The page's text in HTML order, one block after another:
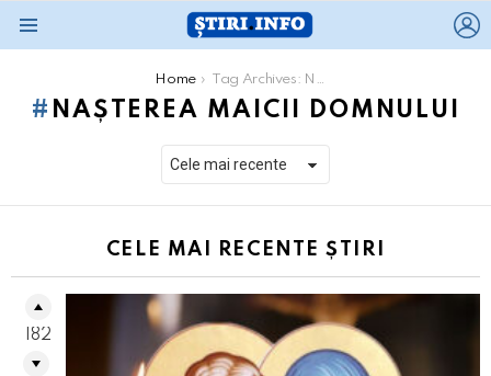
Home Tag Archives: Nașterea Maicii Domnului
NAȘTEREA MAICII DOMNULUI
CELE MAI RECENTE ȘTIRI
182